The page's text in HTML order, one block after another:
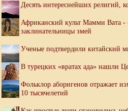
Десять интереснейших религий,
Африканский культ Мамми Вата -
заклинательницы змей
Ученые подтвердили китайский
В турецких «вратах ада» нашли
Фольклор аборигенов отражает
10 тысячелетий